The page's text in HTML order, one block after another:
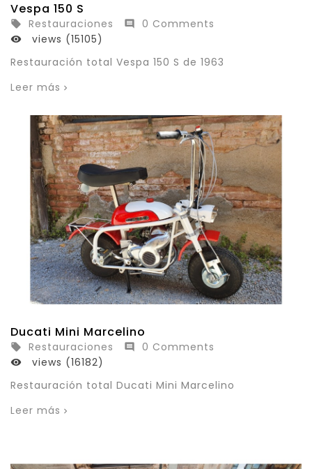
Vespa 150 S
 Restauraciones  0 Comments

views (15105)
Restauración total Vespa 150 S de 1963
Leer más
Ducati Mini Marcelino
 Restauraciones  0 Comments

views (16182)
Restauración total Ducati Mini Marcelino
Leer más